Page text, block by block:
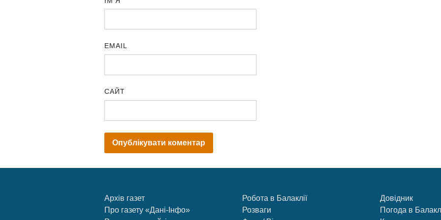
EMAIL
САЙТ
Архів газет
Про газету «Дані-Інфо»
Робота в Балаклії
Розваги
Довідник
Погода в